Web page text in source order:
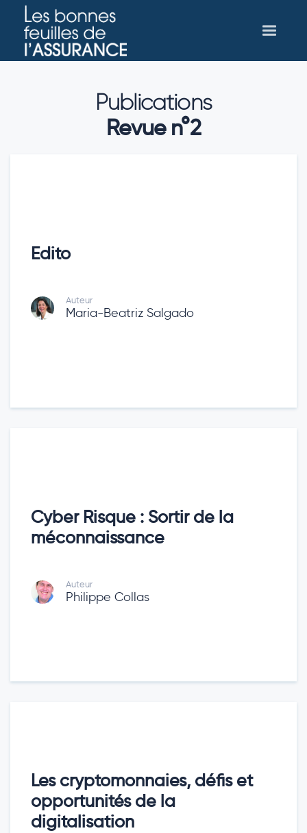
Publications
Revue n°2
Edito
Auteur
Maria-Beatriz Salgado
Cyber Risque : Sortir de la
méconnaissance
Auteur
Philippe Collas
Les cryptomonnaies, défis et
opportunités de la
digitalisation